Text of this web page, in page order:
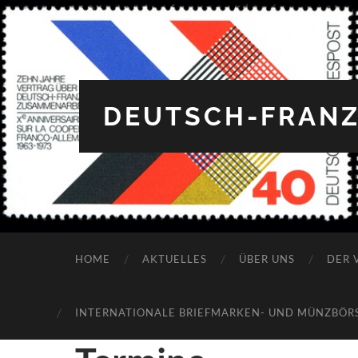
DEUTSCH-
HOME AKTUELLES ÜBER UNS DER
INTERNATIONALE BRIEFMARKEN- UND
2:00 a.m.